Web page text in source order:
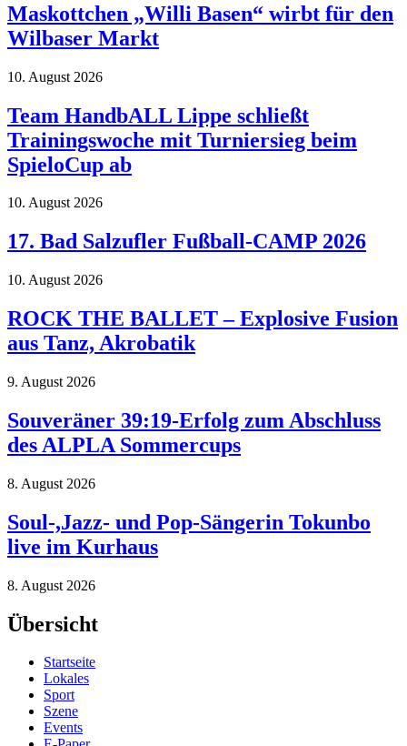
Maskottchen „Willi Basen“ wirbt für den
Wilbaser Markt
10. August 2026
Team HandbALL Lippe schließt
Trainingswoche mit Turniersieg beim
SpieloCup ab
10. August 2026
17. Bad Salzufler Fußball-CAMP 2026
10. August 2026
ROCK THE BALLET – Explosive Fusion
aus Tanz, Akrobatik
9. August 2026
Souveräner 39:19-Erfolg zum Abschluss
des ALPLA Sommercups
8. August 2026
Soul-,Jazz- und Pop-Sängerin Tokunbo
live im Kurhaus
8. August 2026
Übersicht
Startseite
Lokales
Sport
Szene
Events